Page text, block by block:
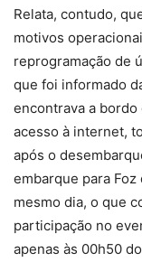
Relata, contudo,
motivos
reprogramação de
que foi informado
encontrava a
acesso à internet,
após o
embarque para
mesmo dia, o que
participação no
apenas às 00h50